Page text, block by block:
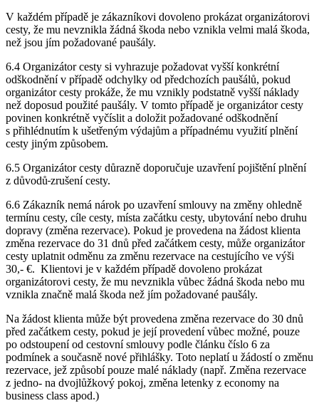
V každém případě je zákazníkovi dovoleno prokázat organizátorovi
cesty, že mu nevznikla žádná škoda nebo vznikla velmi malá škoda,
než jsou jím požadované paušály.
6.4 Organizátor cesty si vyhrazuje požadovat vyšší konkrétní
odškodnění v případě odchylky od předchozích paušálů, pokud
organizátor cesty prokáže, že mu vznikly podstatně vyšší náklady
než doposud použité paušály. V tomto případě je organizátor cesty
povinen konkrétně vyčíslit a doložit požadované odškodnění
s přihlédnutím k ušetřeným výdajům a případnému využití plnění
cesty jiným způsobem.
6.5 Organizátor cesty důrazně doporučuje uzavření pojištění plnění
z důvodů zrušení cesty.
6.6 Zákazník nemá nárok po uzavření smlouvy na změny ohledně
termínu cesty, cíle cesty, místa začátku cesty, ubytování nebo druhu
dopravy (změna rezervace). Pokud je provedena na žádost klienta
změna rezervace do 31 dnů před začátkem cesty, může organizátor
cesty uplatnit odměnu za změnu rezervace na cestujícího ve výši
30,- €. Klientovi je v každém případě dovoleno prokázat
organizátorovi cesty, že mu nevznikla vůbec žádná škoda nebo mu
vznikla značně malá škoda než jím požadované paušály.
Na žádost klienta může být provedena změna rezervace do 30 dnů
před začátkem cesty, pokud je její provedení vůbec možné, pouze
po odstoupení od cestovní smlouvy podle článku číslo 6 za
podmínek a současně nové přihlášky. Toto neplatí u žádostí o změnu
rezervace, jež způsobípouze malé náklady (např. Změna rezervace
z jedno- na dvojlůžkový pokoj, změna letenky z economy na
business class apod.)